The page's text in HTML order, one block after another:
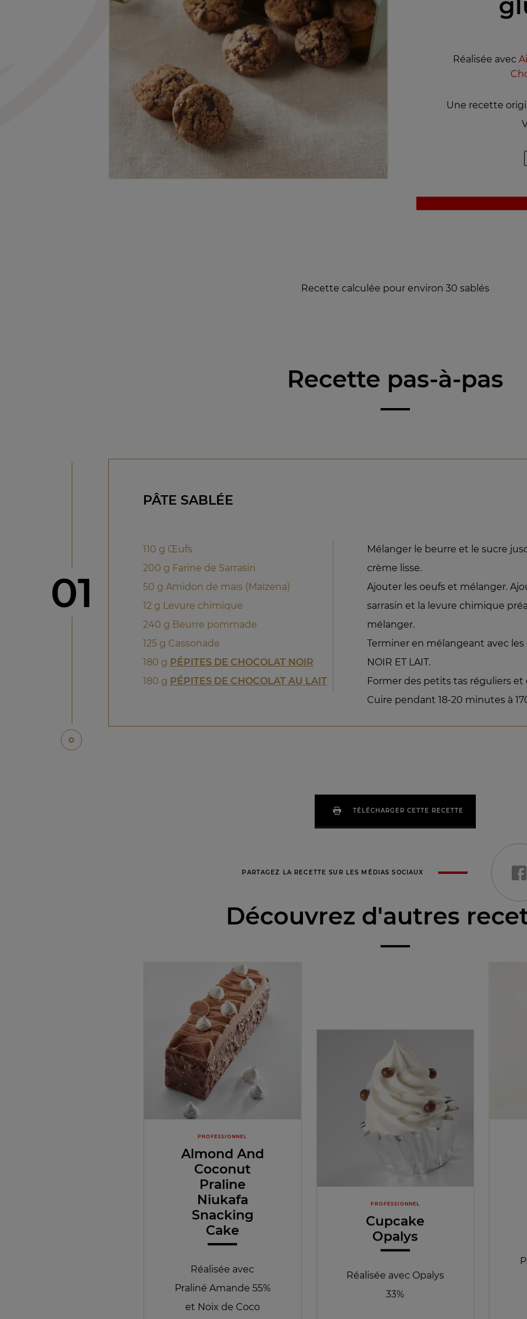
Réalisée avec
Une recette
Recette calculée pour environ 30 sablés
Recette pas-à-pas
étape
01
PÂTE SABLÉE
110 g Œufs
200 g Farine de Sarrasin
50 g Amidon de maïs (Maïzena)
12 g Levure chimique
240 g Beurre pommade
125 g Cassonade
180 g PÉPITES DE CHOCOLAT NOIR
180 g PÉPITES DE CHOCOLAT AU LAIT
Mélanger le beurre et le sucre
crème lisse.
Ajouter les oeufs et mélanger.
sarrasin et la levure chimique
mélanger.
Terminer en mélangeant avec les
NOIR ET LAIT.
Former des petits tas réguliers
Cuire pendant 18-20 minutes à
TÉLÉCHARGER CETTE RECETTE
PARTAGEZ LA RECETTE SUR LES MÉDIAS SOCIAUX
Découvrez d'autres
PROFESSIONNEL
Almond And
Coconut
Praline
Niukafa
Snacking
Cake
Réalisée avec
Praliné Amande 55%
et Noix de Coco
PROFESSIONNEL
Cupcake
Opalys
Réalisée avec Opalys
33%